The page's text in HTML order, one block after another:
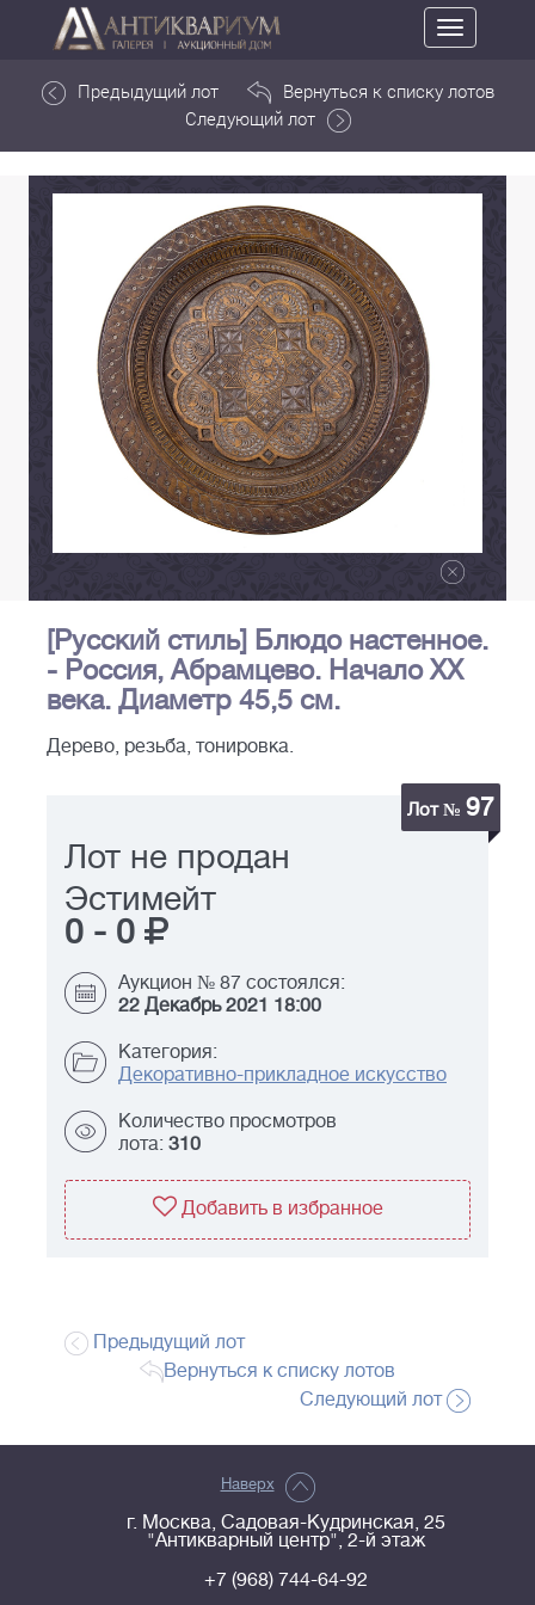
Toggle
navigation
Предыдущий лот
Вернуться к списку лотов
Следующий лот
[Русский стиль] Блюдо настенное.
- Россия, Абрамцево. Начало ХХ
века. Диаметр 45,5 см.
Дерево, резьба, тонировка.
Лот № 97
Лот не продан
Эстимейт
0 - 0
Аукцион № 87 состоялся:
22 Декабрь 2021 18:00
Категория:
Декоративно-прикладное искусство
Количество просмотров
лота: 310
Добавить в избранное
Предыдущий лот
Вернуться к списку лотов
Следующий лот
Наверх
г. Москва, Садовая-Кудринская, 25
"Антикварный центр", 2-й этаж
+7 (968) 744-64-92